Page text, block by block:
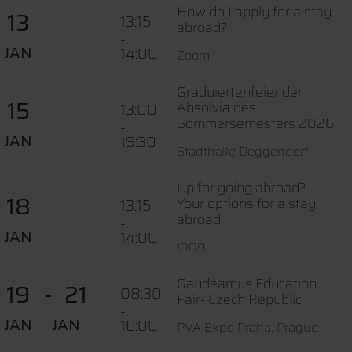
13
JAN
13:15
-
14:00
How do I apply for a stay
abroad?
Zoom
15
JAN
13:00
-
19:30
Graduiertenfeier der
Absolvia des
Sommersemesters 2026
Stadthalle Deggendorf
18
JAN
13:15
-
14:00
Up for going abroad? -
Your options for a stay
abroad!
I009
19
JAN
21
JAN
08:30
-
16:00
Gaudeamus Education
Fair- Czech Republic
PVA Expo Praha, Prague